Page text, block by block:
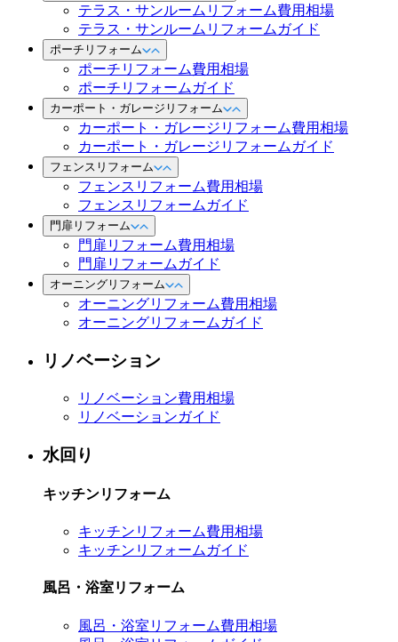
テラス・サンルームリフォーム費用相場
テラス・サンルームリフォームガイド
ポーチリフォーム
ポーチリフォーム費用相場
ポーチリフォームガイド
カーポート・ガレージリフォーム
カーポート・ガレージリフォーム費用相場
カーポート・ガレージリフォームガイド
フェンスリフォーム
フェンスリフォーム費用相場
フェンスリフォームガイド
門扉リフォーム
門扉リフォーム費用相場
門扉リフォームガイド
オーニングリフォーム
オーニングリフォーム費用相場
オーニングリフォームガイド
リノベーション
リノベーション費用相場
リノベーションガイド
水回り
キッチンリフォーム
キッチンリフォーム費用相場
キッチンリフォームガイド
風呂・浴室リフォーム
風呂・浴室リフォーム費用相場